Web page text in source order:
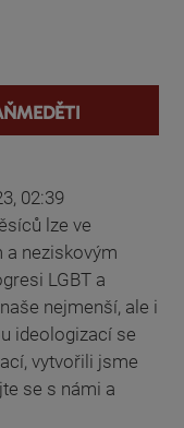
02:39
lze ve
a neziskovým
LGBT a
nejmenší, ale i
ideologizací se
vytvořili jsme
se s námi a